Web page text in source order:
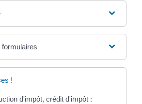
!
d'impôt, crédit d'impôt :